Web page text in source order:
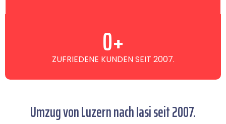
ZUFRIEDENE KUNDEN SEIT 2007.
0+
Umzug von Luzern nach Iasi seit 2007.